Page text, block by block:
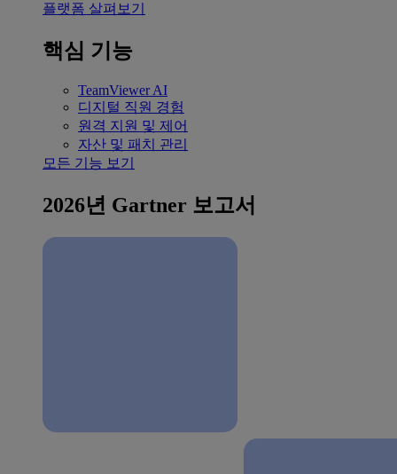
플랫폼 살펴보기
핵심 기능
TeamViewer AI
디지털 직원 경험
원격 지원 및 제어
자산 및 패치 관리
모든 기능 보기
2026년 Gartner 보고서